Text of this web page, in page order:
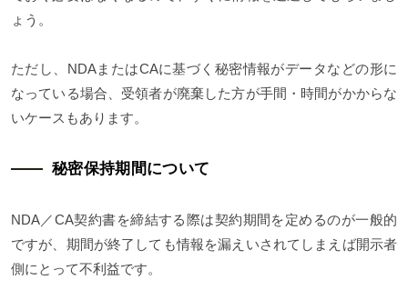
ょう。
ただし、NDAまたはCAに基づく秘密情報がデータなどの形に
なっている場合、受領者が廃棄した方が手間・時間がかからな
いケースもあります。
秘密保持期間について
NDA／CA契約書を締結する際は契約期間を定めるのが一般的
ですが、期間が終了しても情報を漏えいされてしまえば開示者
側にとって不利益です。